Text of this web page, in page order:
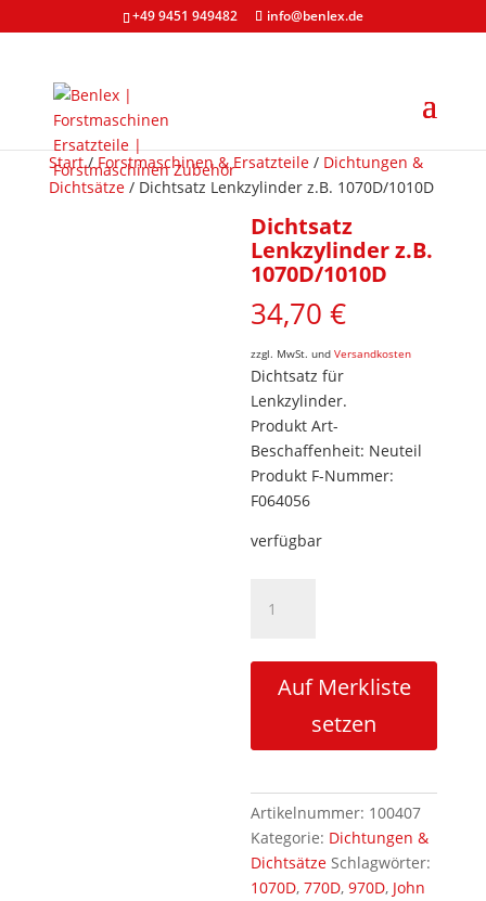
+49 9451 949482 info@benlex.de
Start/Forstmaschinen & Ersatzteile/ Dichtungen &
Dichtsätze/ Dichtsatz Lenkzylinder z.B. 1070D/1010D
Dichtsatz
Lenkzylinder z.B.
1070D/1010D
34,70€
zzgl. MwSt. undVersandkosten
Dichtsatz für
Lenkzylinder.
Produkt Art-
Beschaffenheit: Neuteil
Produkt F-Nummer:
F064056
verfügbar
Lenkzylinder
1070D/1010D
MengeAuf Merkliste
setzen
Artikelnummer: 100407
Kategorie: Dichtungen &
Dichtsätze Schlagwörter:
1070D,770D,970D, John